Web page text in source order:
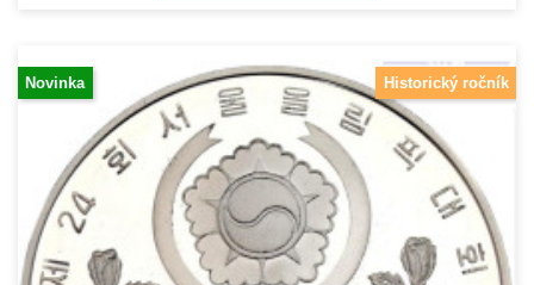
Novinka Historický ročník